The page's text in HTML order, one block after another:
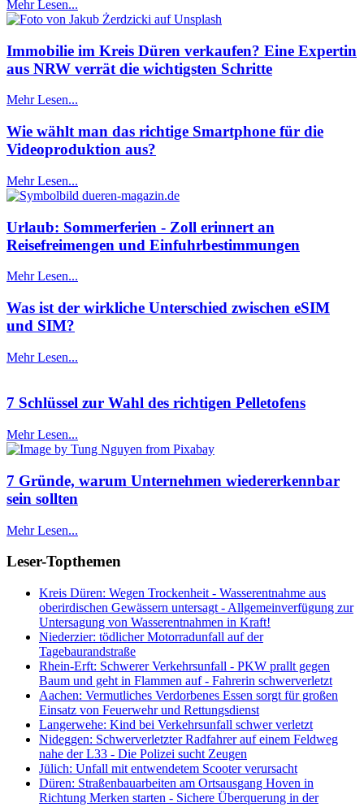
Mehr Lesen...
Immobilie im Kreis Düren verkaufen? Eine Expertin
aus NRW verrät die wichtigsten Schritte
Mehr Lesen...
Wie wählt man das richtige Smartphone für die
Videoproduktion aus?
Mehr Lesen...
Urlaub: Sommerferien - Zoll erinnert an
Reisefreimengen und Einfuhrbestimmungen
Mehr Lesen...
Was ist der wirkliche Unterschied zwischen eSIM
und SIM?
Mehr Lesen...
7 Schlüssel zur Wahl des richtigen Pelletofens
Mehr Lesen...
7 Gründe, warum Unternehmen wiedererkennbar
sein sollten
Mehr Lesen...
Leser-Topthemen
Kreis Düren: Wegen Trockenheit - Wasserentnahme aus
oberirdischen Gewässern untersagt - Allgemeinverfügung zur
Untersagung von Wasserentnahmen in Kraft!
Niederzier: tödlicher Motorradunfall auf der
Tagebaurandstraße
Rhein-Erft: Schwerer Verkehrsunfall - PKW prallt gegen
Baum und geht in Flammen auf - Fahrerin schwerverletzt
Aachen: Vermutliches Verdorbenes Essen sorgt für großen
Einsatz von Feuerwehr und Rettungsdienst
Langerwehe: Kind bei Verkehrsunfall schwer verletzt
Nideggen: Schwerverletzter Radfahrer auf einem Feldweg
nahe der L33 - Die Polizei sucht Zeugen
Jülich: Unfall mit entwendetem Scooter verursacht
Düren: Straßenbauarbeiten am Ortsausgang Hoven in
Richtung Merken starten - Sichere Überquerung in der